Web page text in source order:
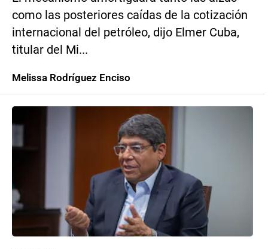
como las posteriores caídas de la cotización
internacional del petróleo, dijo Elmer Cuba,
titular del Mi...
Melissa Rodríguez Enciso